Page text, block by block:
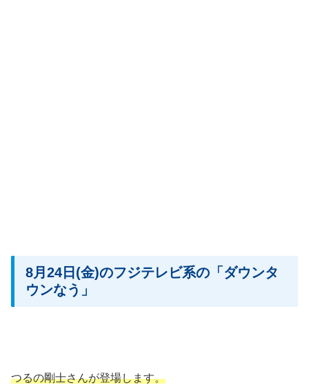
8月24日(金)のフジテレビ系の「ダウンタ
ウンなう」
つるの剛士さんが登場します。